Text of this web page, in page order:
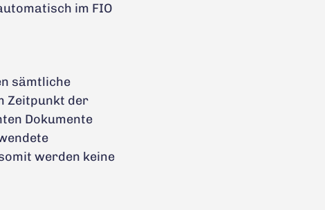
im FIO
sämtliche
Zeitpunkt der
Dokumente
werden keine